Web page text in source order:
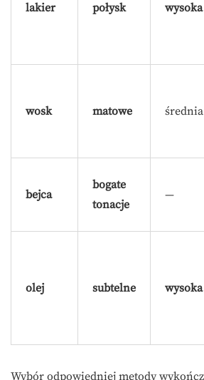
lakier połysk wysoka
wosk matowe średnia
bejca
bogate
tonacje
—
olej subtelne wysoka
Wybór odpowiedniej metody